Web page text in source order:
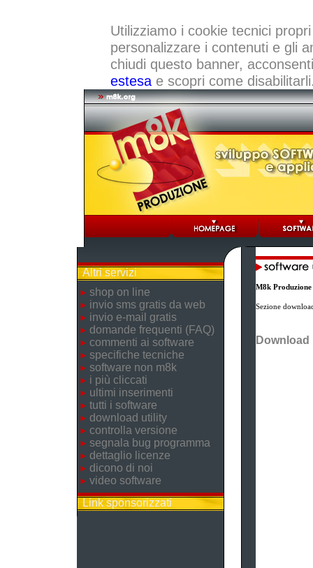
Utilizziamo i cookie tecnici
personalizzare i contenuti e gli
chiudi questo banner,
estesae scopri come
Altri servizi
shop on line
invio sms gratis da web
invio e-mail gratis
domande frequenti (FAQ)
commenti ai software
specifiche tecniche
software non m8k
i più cliccati
ultimi inserimenti
tutti i software
download utility
controlla versione
segnala bug programma
dettaglio licenze
dicono di noi
video software
Link sponsorizzati
M8k Produzione
Sezione
Download